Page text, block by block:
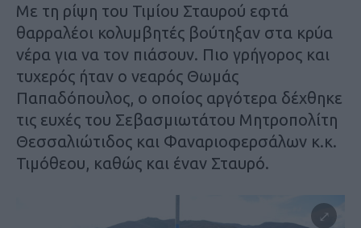
Με τη ρίψη του Τιμίου Σταυρού εφτά
θαρραλέοι κολυμβητές βούτηξαν στα κρύα
νέρα για να τον πιάσουν. Πιο γρήγορος και
τυχερός ήταν ο νεαρός Θωμάς
Παπαδόπουλος, ο οποίος αργότερα δέχθηκε
τις ευχές του Σεβασμιωτάτου Μητροπολίτη
Θεσσαλιώτιδος και Φαναριοφερσάλων κ.κ.
Τιμόθεου, καθώς και έναν Σταυρό.